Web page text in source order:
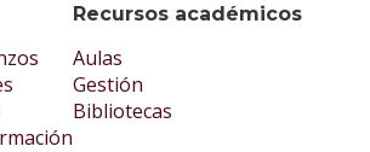
Recursos académicos
Aulas
Gestión
Bibliotecas